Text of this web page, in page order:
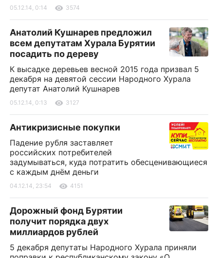
05.12.14, 0:14 3574
Анатолий Кушнарев предложил
всем депутатам Хурала Бурятии
посадить по дереву
К высадке деревьев весной 2015 года призвал 5
декабря на девятой сессии Народного Хурала
депутат Анатолий Кушнарев
05.12.14, 0:13 3127
Антикризисные покупки
Падение рубля заставляет
российских потребителей
задумываться, куда потратить обесценивающиеся
с каждым днём деньги
04.12.14, 23:54 4151
Дорожный фонд Бурятии
получит порядка двух
миллиардов рублей
5 декабря депутаты Народного Хурала приняли